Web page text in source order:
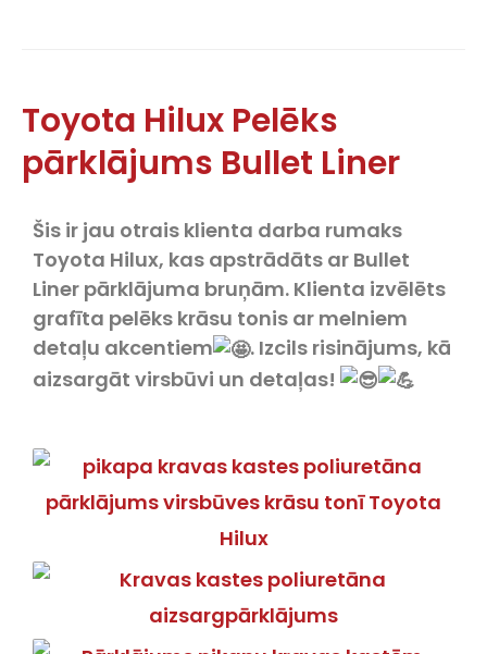
Toyota Hilux Pelēks
pārklājums Bullet Liner
Šis ir jau otrais klienta darba rumaks
Toyota Hilux, kas apstrādāts ar Bullet
Liner pārklājuma bruņām. Klienta izvēlēts
grafīta pelēks krāsu tonis ar melniem
detaļu akcentiem
. Izcils risinājums, kā
aizsargāt virsbūvi un detaļas!